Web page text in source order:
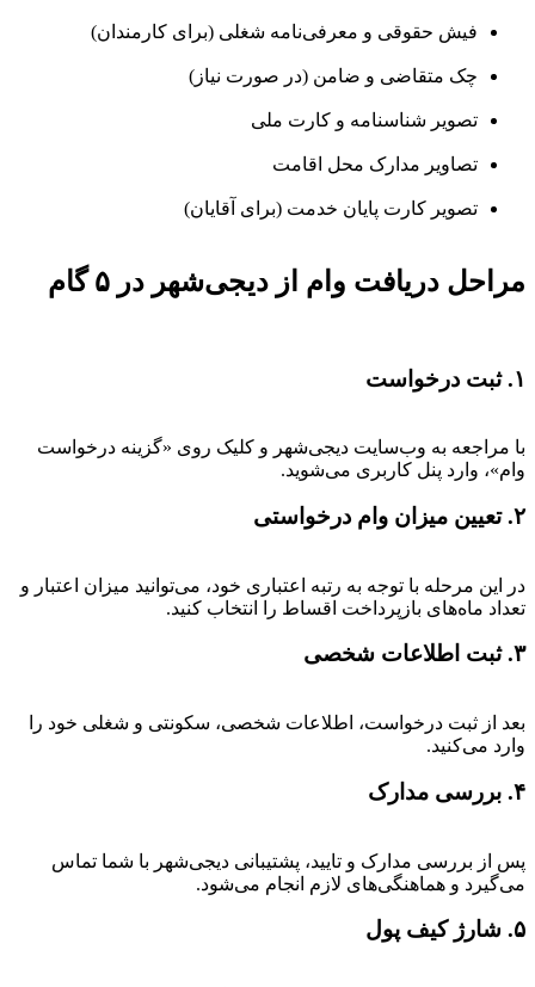
فیش حقوقی و معرفی‌نامه شغلی (برای کارمندان)
چک متقاضی و ضامن (در صورت نیاز)
تصویر شناسنامه و کارت ملی
تصاویر مدارک محل اقامت
تصویر کارت پایان خدمت (برای آقایان)
مراحل دریافت وام از دیجی‌شهر در ۵ گام
۱. ثبت درخواست
با مراجعه به وب‌سایت دیجی‌شهر و کلیک روی «گزینه درخواست
وام»، وارد پنل کاربری می‌شوید.
۲. تعیین میزان وام درخواستی
در این مرحله با توجه به رتبه اعتباری خود، می‌توانید میزان اعتبار و
تعداد ماه‌های بازپرداخت اقساط را انتخاب کنید.
۳. ثبت اطلاعات شخصی
بعد از ثبت درخواست، اطلاعات شخصی، سکونتی و شغلی خود را
وارد می‌کنید.
۴. بررسی مدارک
پس از بررسی مدارک و تایید، پشتیبانی دیجی‌شهر با شما تماس
می‌گیرد و هماهنگی‌های لازم انجام می‌شود.
۵. شارژ کیف پول